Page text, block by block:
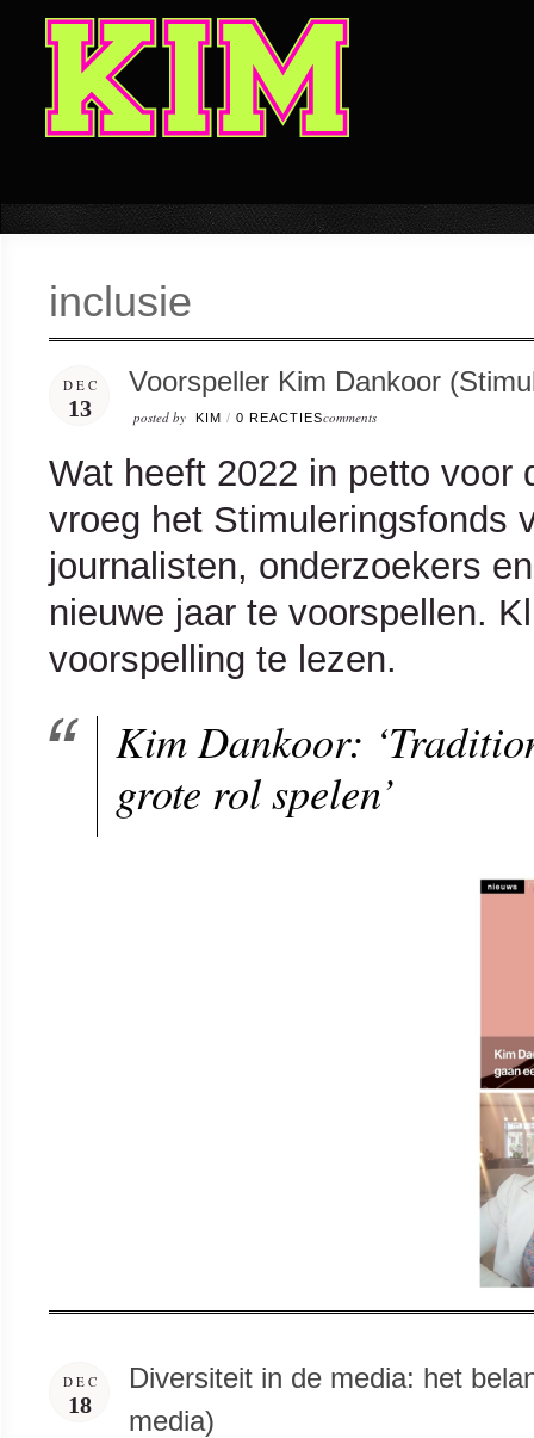
inclusie
DEC
13
Voorspeller Kim Dankoor
posted by KIM / 0 REACTIEScomments
Wat heeft 2022 in petto voor
vroeg het Stimuleringsfonds
journalisten, onderzoekers
nieuwe jaar te voorspellen.
voorspelling te lezen.
Kim Dankoor:
grote rol spelen’
DEC
18
Diversiteit in de media: het
media)